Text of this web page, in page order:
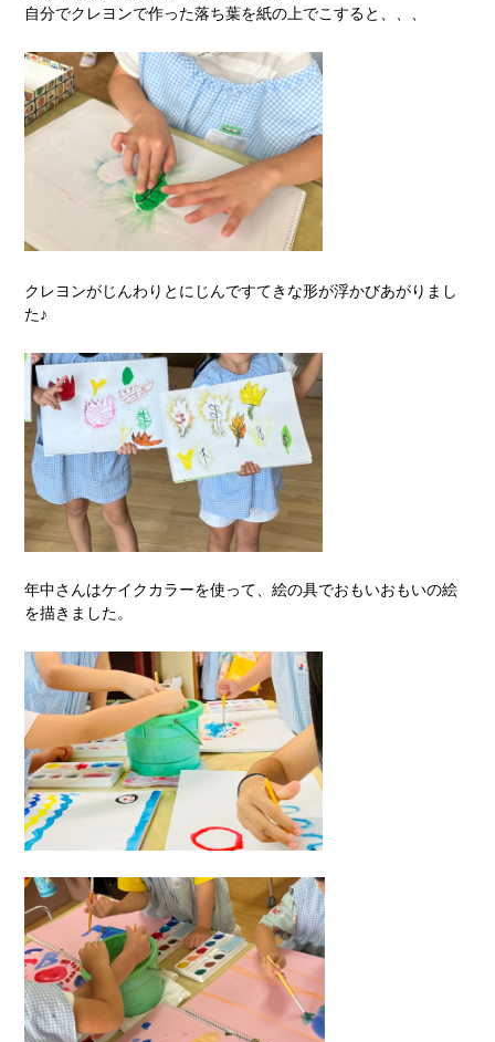
自分でクレヨンで作った落ち葉を紙の上でこすると、、、
クレヨンがじんわりとにじんですてきな形が浮かびあがりまし
た♪
年中さんはケイクカラーを使って、絵の具でおもいおもいの絵
を描きました。